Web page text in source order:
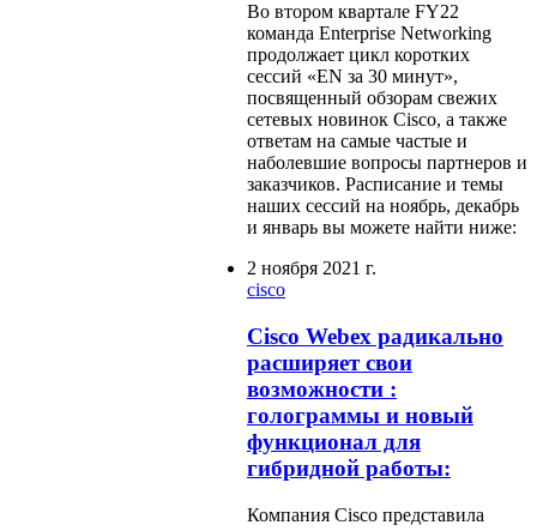
Во втором квартале FY22
команда Enterprise Networking
продолжает цикл коротких
сессий «EN за 30 минут»,
посвященный обзорам свежих
сетевых новинок Cisco, а также
ответам на самые частые и
наболевшие вопросы партнеров и
заказчиков. Расписание и темы
наших сессий на ноябрь, декабрь
и январь вы можете найти ниже:
2 ноября 2021 г.
cisco
Cisco Webex радикально
расширяет свои
возможности :
голограммы и новый
функционал для
гибридной работы:
Компания Cisco представила